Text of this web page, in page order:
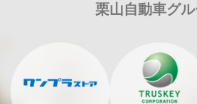
栗山自動車グ